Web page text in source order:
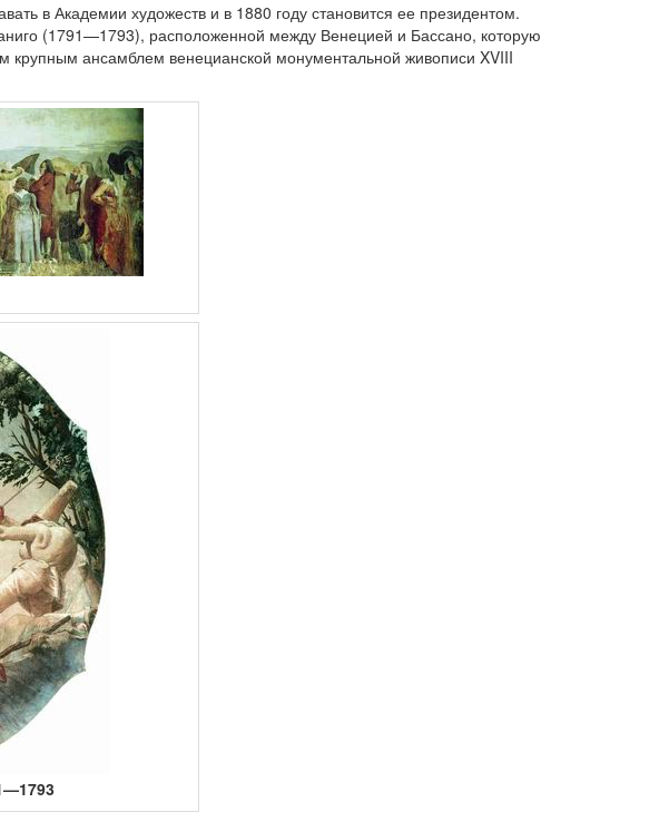
в Академии художеств и в 1880 году становится ее президентом.
(1791—1793), расположенной между Венецией и Бассано, которую
ансамблем венецианской монументальной живописи XVIII